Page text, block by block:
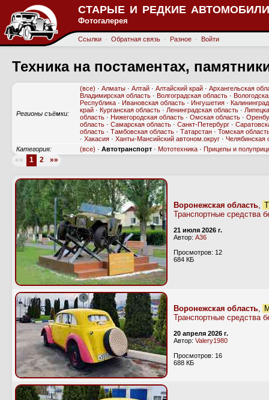
СТАРЫЕ И РЕДКИЕ
Фотогалерея
Ссылки · Обратная связь · Разное · Войти
Техника на постаментах,
Регионы съёмки:
(все) · Алматы · Алтай · Алтайский край · Архангельская
Владимирская область · Волгоградская область ·
Республика · Ивановская область · Ингушетия ·
край · Курганская область · Ленинградская область ·
область · Нижегородская область · Омская область ·
область · Самарская область · Санкт-Петербург ·
область · Тамбовская область · Татарстан · Томская
· Хакасия · Ханты-Мансийский автоном.округ · Челябинская
Категория:
(все) · Автотранспорт · Мототехника · Прицепы и
«« 1 2 »»
Воронежская область,
Транспортные средства
21 июля 2026 г.
Автор: А36
Просмотров: 12
684 КБ
Воронежская область,
Транспортные средства
20 апреля 2026 г.
Автор: Valery1980
Просмотров: 16
688 КБ